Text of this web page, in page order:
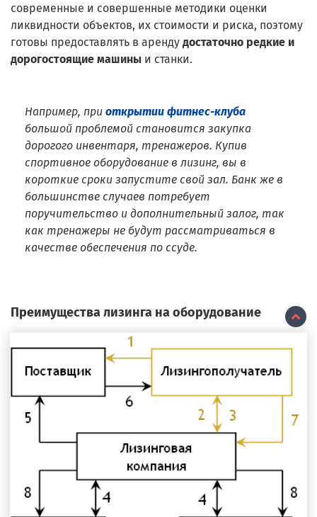
современные и совершенные методики оценки
ликвидности объектов, их стоимости и риска, поэтому
готовы предоставлять в аренду достаточно редкие и
дорогостоящие машины и станки.
Например, при открытии фитнес-клуба
большой проблемой становится закупка
дорогого инвентаря, тренажеров. Купив
спортивное оборудование в лизинг, вы в
короткие сроки запустите свой зал. Банк же в
большинстве случаев потребует
поручительство и дополнительный залог, так
как тренажеры не будут рассматриваться в
качестве обеспечения по ссуде.
Преимущества лизинга на оборудование